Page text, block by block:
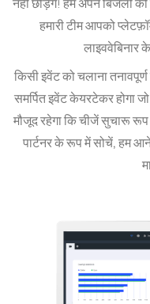
हमारी टीम आपको
लाइववेबिनार
किसी इवेंट को चलाना
समर्पित इवेंट केयरटेकर होगा
मौजूद रहेगा कि चीजें सुचारू
पार्टनर के रूप में सोचें, हम